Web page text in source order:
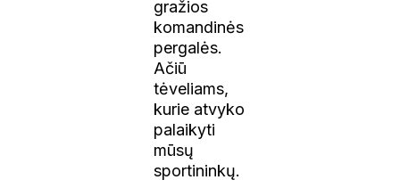
gražios
komandinės
pergalės.
Ačiū
tėveliams,
kurie atvyko
palaikyti
mūsų
sportininkų.